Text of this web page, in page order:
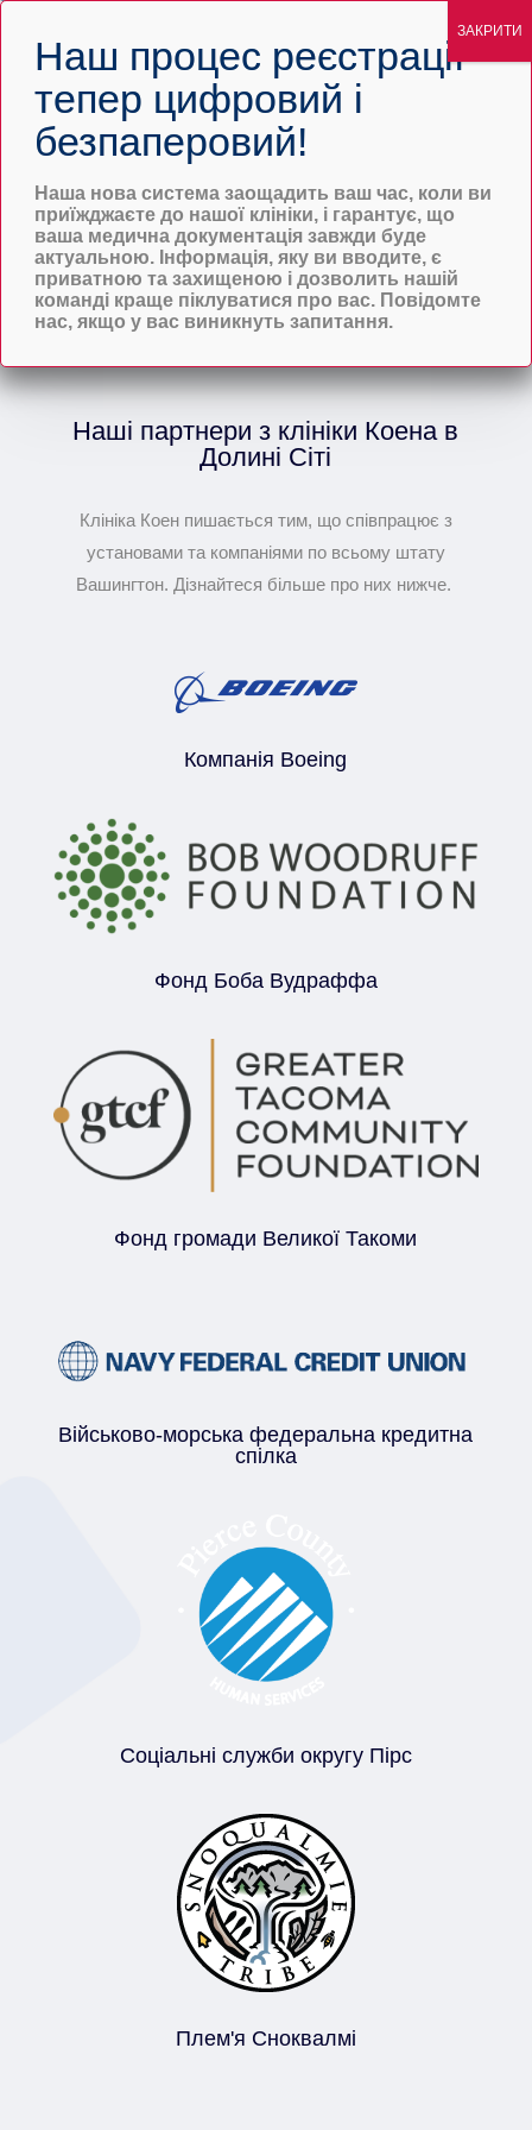
Кризові служби
Почніть сьогодні
Наші партнери з клініки Коена в
Долині Сіті
Клініка Коен пишається тим, що співпрацює з
установами та компаніями по всьому штату
Вашингтон. Дізнайтеся більше про них нижче.
Компанія Boeing
Фонд Боба Вудраффа
Фонд громади Великої Такоми
Військово-морська федеральна кредитна
спілка
Соціальні служби округу Пірс
Плем'я Сноквалмі
Наша нова система заощадить ваш час, коли ви
приїжджаєте до нашої клініки, і гарантує, що
ваша медична документація завжди буде
актуальною. Інформація, яку ви вводите, є
приватною та захищеною і дозволить нашій
команді краще піклуватися про вас. Повідомте
нас, якщо у вас виникнуть запитання.